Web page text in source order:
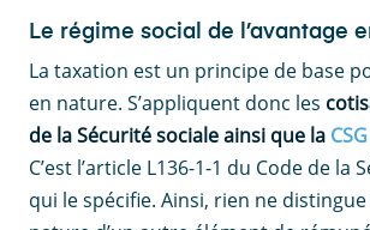
Le régime social de l’avantage
La taxation est un principe de base
en nature. S’appliquent donc les
de la Sécurité sociale ainsi que la
C’est l’article L136-1-1 du Code de la
qui le spécifie. Ainsi, rien ne distingue